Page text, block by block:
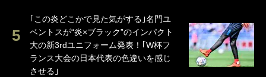
｢この炎どこかで見た気がする｣名門ユ
ベントスが“炎×ブラック”のインパクト
大の新3rdユニフォーム発表！｢W杯フ
ランス大会の日本代表の色違いを感じ
させる｣